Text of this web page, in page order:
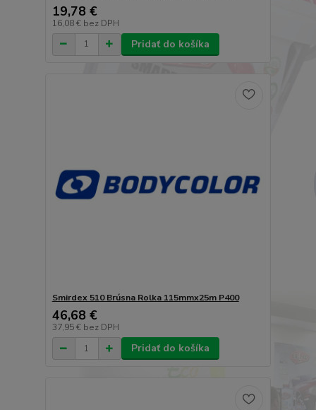
19,78 €
16,08 € bez DPH
Pridať do košíka
Smirdex 510 Brúsna Rolka 115mmx25m P400
46,68 €
37,95 € bez DPH
Pridať do košíka